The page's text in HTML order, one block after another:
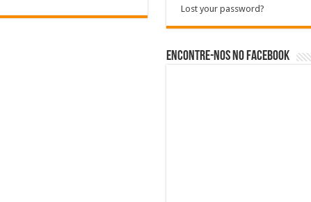
Lost your password?
Encontre-nos no Facebook